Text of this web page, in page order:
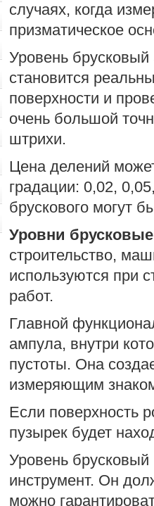
случаях, когда
призматическое
Уровень
становится
поверхности и
очень большой
штрихи.
Цена делений
градации: 0,02,
брускового могут
Уровни брусковые
строительство,
используются при
работ.
Главной
ампула, внутри
пустоты. Она
измеряющим
Если поверхность
пузырек будет
Уровень
инструмент. Он
можно